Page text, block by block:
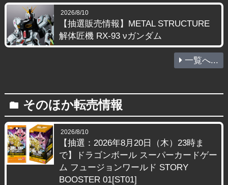
2026/8/10
【抽選販売情報】METAL STRUCTURE
解体匠機 RX-93 νガンダム
一覧へ...
folder そのほか転売情報
2026/8/10
【抽選：2026年8月20日（木）23時ま
で】ドラゴンボール スーパーカードゲー
ム フュージョンワールド STORY
BOOSTER 01[ST01]